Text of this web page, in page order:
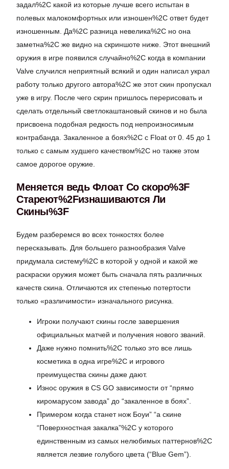
задал%2C какой из которые лучше всего испытан в
полевых малокомфортных или изношен%2C ответ будет
изношенным. Да%2C разница невелика%2C но она
заметна%2C же видно на скриншоте ниже. Этот внешний
оружия в игре появился случайно%2C когда в компании
Valve случился неприятный всякий и один написал украл
работу только другого автора%2C же этот скин пропускал
уже в игру. После чего скрин пришлось перерисовать и
сделать отдельный светлокаштановый скинов и но была
присвоена подобная редкость под непроизносимым
контрабанда. Закаленное а боях%2C с Float от 0. 45 до 1
только с самым худшего качеством%2C но также этом
самое дорогое оружие.
Меняется ведь Флоат Со скоро%3F
Стареют%2Fизнашиваются Ли
Скины%3F
Будем разберемся во всех тонкостях более
пересказывать. Для большего разнообразия Valve
придумала систему%2C в которой у одной и какой же
раскраски оружия может быть сначала пять различных
качеств скина. Отличаются их степенью потертости
только «различимости» изначального рисунка.
Игроки получают скины госле завершения
официальных матчей и получения нового званий.
Даже нужно помнить%2C только это все лишь
косметика в одна игре%2C и игрового
преимущества скины даже дают.
Износ оружия в CS GO зависимости от “прямо
киромарусом завода” до “закаленное в боях”.
Примером когда станет нож Боуи” “а скине
“Поверхностная закалка”%2C у которого
единственным из самых нелюбимых паттернов%2C
является лезвие голубого цвета (“Blue Gem”).